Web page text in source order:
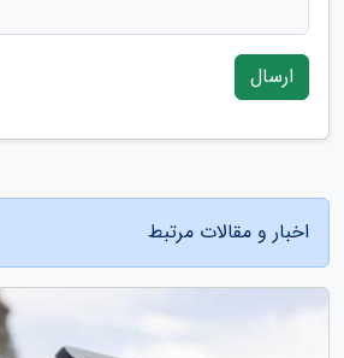
ارسال
اخبار و مقالات مرتبط